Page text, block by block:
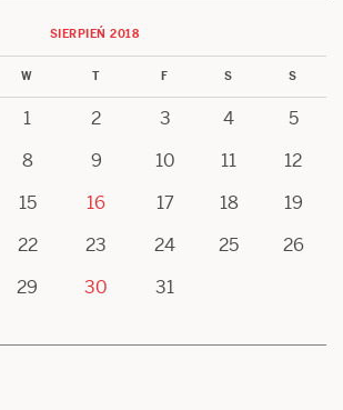
SIERPIEŃ 2018
W T F S S
1 2 3 4
5
8 9 10 11
12
15 16 17 18
19
22 23 24 25
26
29 30
31